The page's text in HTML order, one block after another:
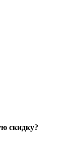
скидку?